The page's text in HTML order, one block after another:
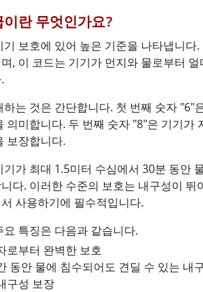
란 무엇인가요?
기 보호에 있어 높은 기준을 나타냅니다
, 이 코드는 기기가 먼지와 물로부터
하는 것은 간단합니다. 첫 번째 숫자 "6"
의미합니다. 두 번째 숫자 "8"은 기기가
보장합니다.
기가 최대 1.5미터 수심에서 30분 동안
다. 이러한 수준의 보호는 내구성이 뛰
사용하기에 필수적입니다.
요 특징은 다음과 같습니다.
로부터 완벽한 보호
동안 물에 침수되어도 견딜 수 있는 내
구성 보장